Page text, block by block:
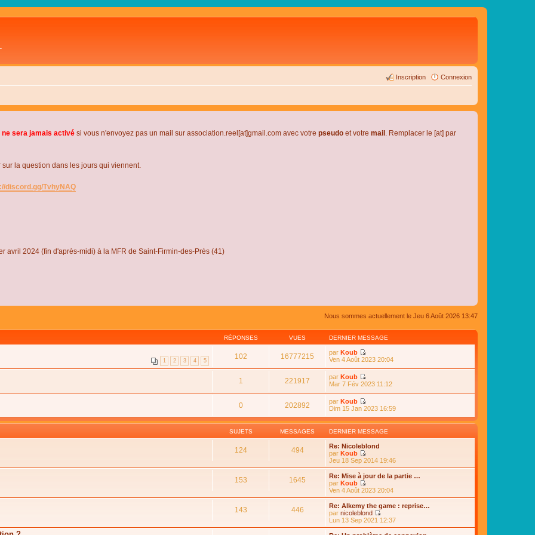
Connexion
Inscription
sera jamais activé si vous n'envoyez pas un mail sur association.reel[at]gmail.com avec votre pseudo et votre mail . Remplacer le [at] par
la question dans les jours qui viennent.
discord.gg/TvhyNAQ
avril 2024 (fin d'après-midi) à la MFR de Saint-Firmin-des-Près (41)
Nous sommes actuellement le Jeu 6 Août 2026 13:47
RÉPONSES VUES DERNIER MESSAGE
1 2 3 4 5 102 16777215 par Koub
C
u
l
e
l
e
d
e
n
r
m
e
s
a
g
e
Ven 4 Août 2023 20:04
1 221917 par Koub
C
u
l
t
e
r
l
d
e
r
i
e
r
m
e
s
s
Mar 7 Fév 2023 11:12
0 202892 par Koub
C
n
s
u
l
t
e
r
e
e
r
n
i
e
r
Dim 15 Jan 2023 16:59
SUJETS MESSAGES DERNIER MESSAGE
124 494
Re: Nicoleblond
par Koub
C
o
n
s
u
l
e
r
l
Jeu 18 Sep 2014 19:46
153 1645
Re: Mise à jour de la partie …
par Koub
C
o
n
s
u
l
t
Ven 4 Août 2023 20:04
143 446
Re: Alkemy the game : reprise…
par nicoleblond
C
o
n
Lun 13 Sep 2021 12:37